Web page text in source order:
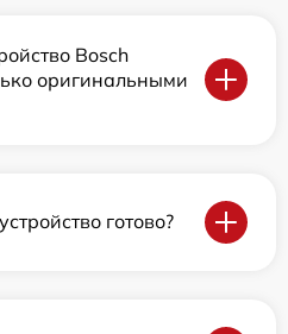
Bosch
оригинальными
готово?